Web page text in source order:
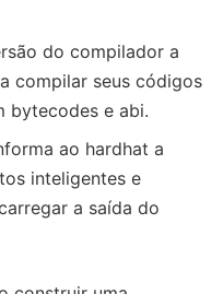
do compilador a
compilar seus códigos
bytecodes e abi.
ao hardhat a
inteligentes e
a saída do